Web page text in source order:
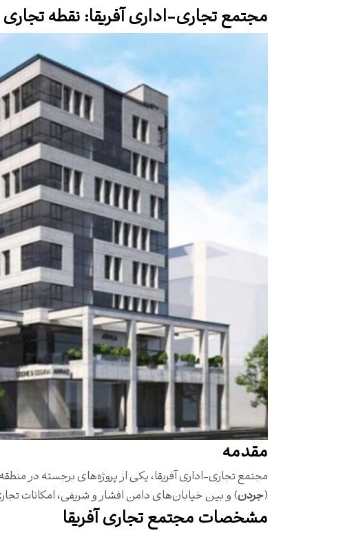
مجتمع تجاری-اداری آفریقا: نقطه تجاری
مقدمه
(جردن) و بین خیابان‌های دامن افشار و شریفی، امکانات
مشخصات مجتمع تجاری آفریقا